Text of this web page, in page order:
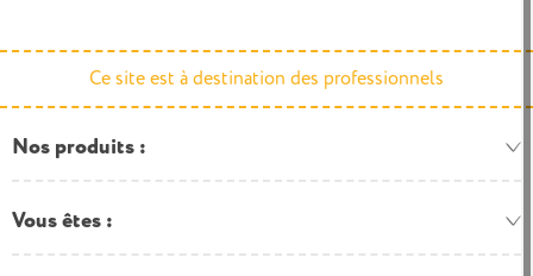
Ce site est à destination des professionnels
Nos produits
Vous êtes